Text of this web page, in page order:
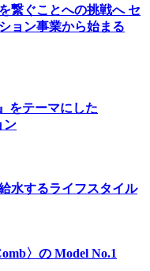
繋ぐことへの挑戦へ セ
ョン事業から始まる
をテーマにした
ン
水するライフスタイル
〉の Model No.1